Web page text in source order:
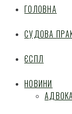
ГОЛОВНА
СУДОВА
ЄСПЛ
НОВИНИ